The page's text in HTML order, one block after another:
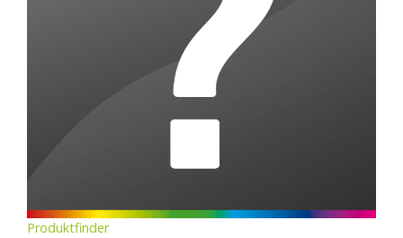
Produktfinder